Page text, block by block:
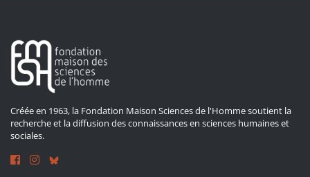
Créée en 1963, la Fondation Maison Sciences de l'Homme soutient la
recherche et la diffusion des connaissances en sciences humaines et
sociales.